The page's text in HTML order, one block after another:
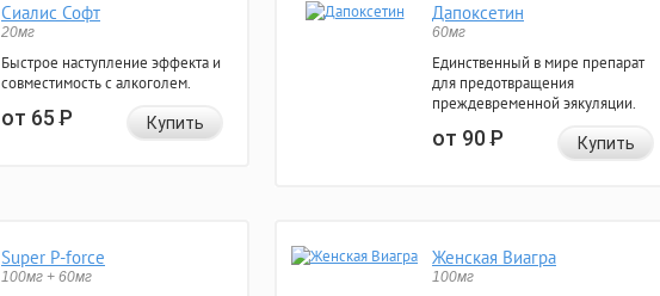
Сиалис Софт
20мг
Быстрое наступление эффекта и
совместимость с алкоголем.
от 65Р Купить
Дапоксетин
60мг
Единственный в мире препарат
для предотвращения
преждевременной эякуляции.
от 90Р Купить
Super P-force
100мг + 60мг
Женская Виагра
100мг